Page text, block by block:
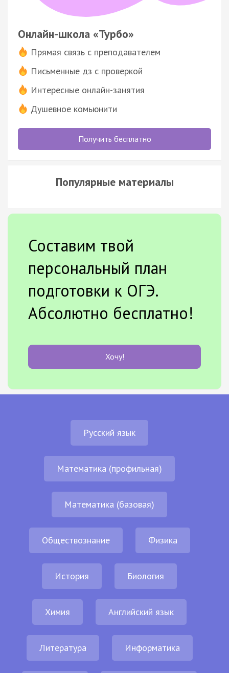
Онлайн-школа «Турбо»
Прямая связь с преподавателем
Письменные дз с проверкой
Интересные онлайн-занятия
Душевное комьюнити
Получить бесплатно
Популярные материалы
Составим твой
персональный план
подготовки к ОГЭ.
Абсолютно бесплатно!
Хочу!
Русский язык
Математика (профильная)
Математика (базовая)
Обществознание Физика
История Биология
Химия Английский язык
Литература Информатика